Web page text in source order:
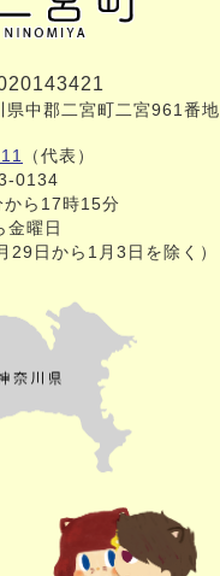
中郡二宮町二宮961番地
（代表）
0134
から17時15分
金曜日
29日から1月3日を除く）